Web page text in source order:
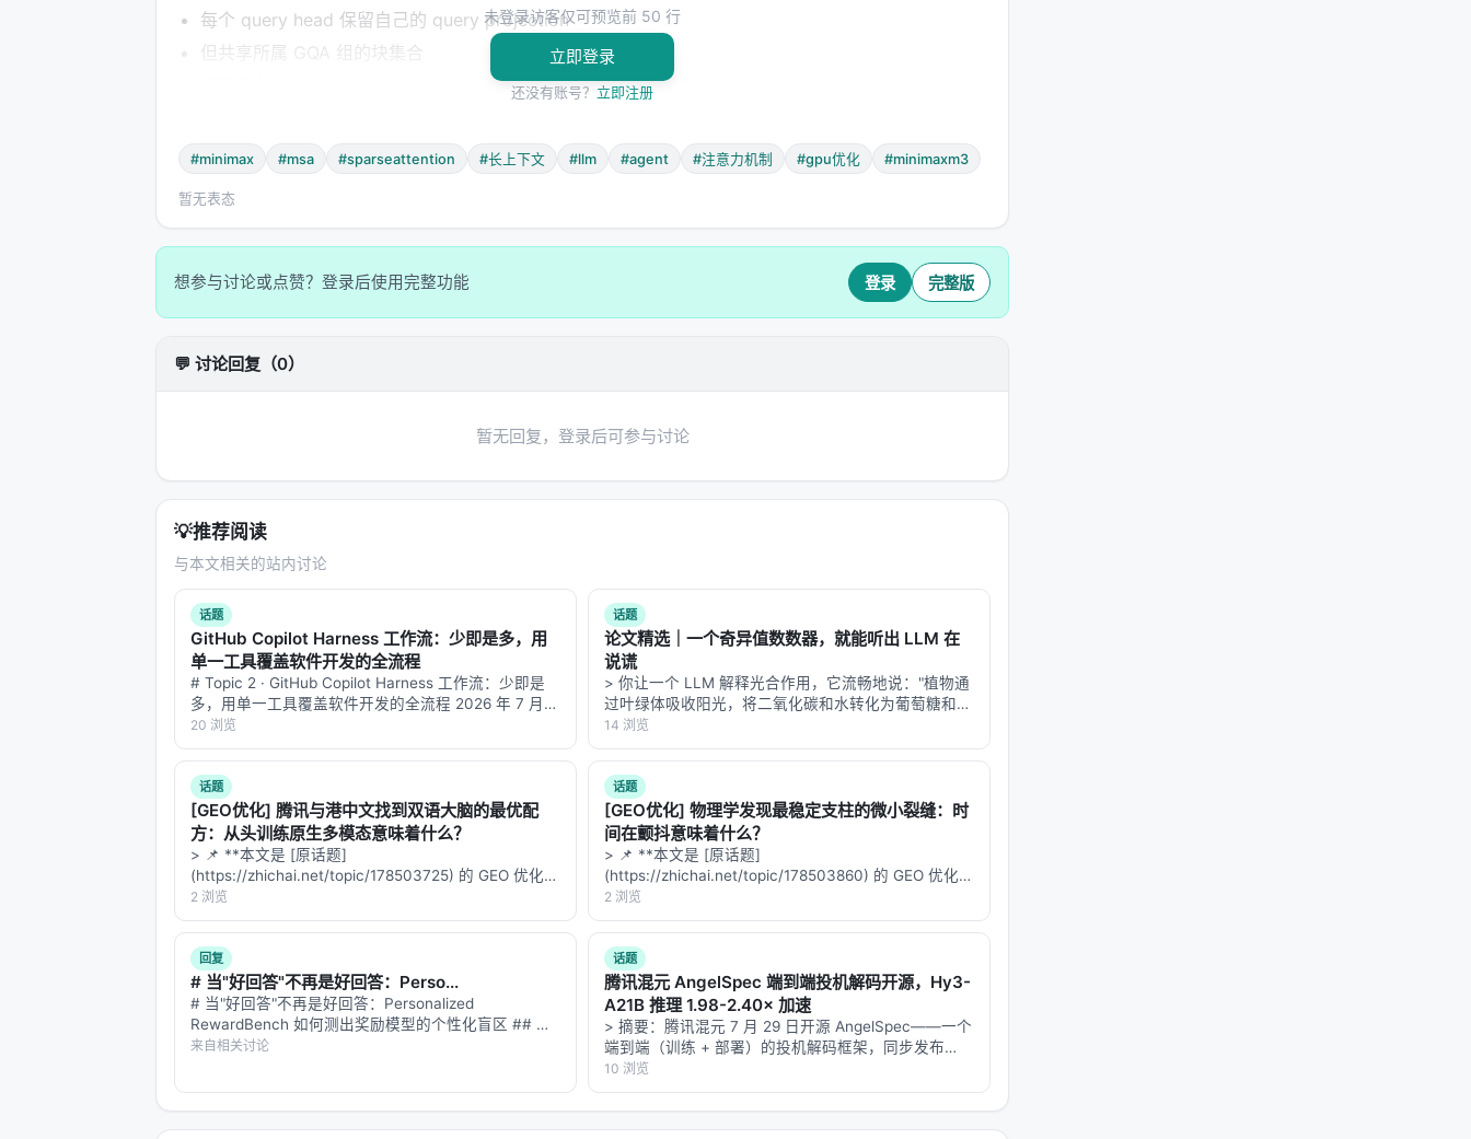
每个 query head 保留自己的 query projection
但共享所属 GQA 组的块集合
应用标准的 scaled dot-product softmax attention，只是限制在选中的 token 上
不同 GQA 组可以 attend 到不同的长程区域。这意味着：
另一个组可以专注于"自然语言注释"
第三个组可以专注于"跨文件依赖"
---
三、块级稀疏：为什么不是 token-level？
Token-level 稀疏的问题：
需要复杂的索引结构（如 Sparse Transformer 的 strided pattern）
GPU 的 tensor core 对不规则内存访问极不友好
实际加速往往远低于理论加速
Block-level 稀疏的优势：
内存访问模式是规则的、连续的
可以充分利用 GPU 的 block-granular 并行
实现简单，部署友好
论文的原话：
>"Designed around a principle of simplicity and scalability, MSA is deliberately streamlined,
making it straightforward to deploy efficiently across a broad range of GPUs."
这是工程优先于理论的典型案例。
---
四、GPU Kernel 的协同设计
光有稀疏策略不够，还需要让 GPU 真正能跑快。MiniMax 做了三件事：
未登录访客仅可预览前 50 行
立即登录
还没有账号？ 立即注册
#minimax #msa #sparseattention #长上下文 #llm #agent #注意力机制 #gpu优化 #minimaxm3
暂无表态
想参与讨论或点赞？登录后使用完整功能 登录 完整版
💬 讨论回复（0）
暂无回复，登录后可参与讨论
💡推荐阅读
与本文相关的站内讨论
话题
GitHub Copilot Harness 工作流：少即是多，用
单一工具覆盖软件开发的全流程
# Topic 2 · GitHub Copilot Harness 工作流：少即是
多，用单一工具覆盖软件开发的全流程 2026 年 7 月
27 日，GitHub 的 Burke Holland 写了一篇在开发者社
区刷屏的博客，标题就一…
20 浏览
话题
论文精选｜一个奇异值数数器，就能听出 LLM 在
说谎
> 你让一个 LLM 解释光合作用，它流畅地说："植物通
过叶绿体吸收阳光，将二氧化碳和水转化为葡萄糖和氧
气。"全对。 > > 你再让它解释量子隧穿效应，它同样
流畅地说："粒子通过波函数的延伸穿过势垒，经典力
学下不可能。"——也全对。 > …
14 浏览
话题
[GEO优化] 腾讯与港中文找到双语大脑的最优配
方：从头训练原生多模态意味着什么？
> 📌 **本文是 [原话题]
(https://zhichai.net/topic/178503725) 的 GEO 优化版
本**——标题改为问题驱动式，增强结构化数据和
FAQ，便于 AI 引擎引用。 > **一句话结论**：本文解
析「…
2 浏览
话题
[GEO优化] 物理学发现最稳定支柱的微小裂缝：时
间在颤抖意味着什么？
> 📌 **本文是 [原话题]
(https://zhichai.net/topic/178503860) 的 GEO 优化版
本**——标题改为问题驱动式，增强结构化数据和
FAQ，便于 AI 引擎引用。 | 指标 | 数值 | |:---…
2 浏览
回复
# 当"好回答"不再是好回答：Perso...
# 当"好回答"不再是好回答：Personalized
RewardBench 如何测出奖励模型的个性化盲区 ## 一
个思想实验 想象你在用 ChatGPT 问"推荐一部科幻电
来自相关讨论
话题
腾讯混元 AngelSpec 端到端投机解码开源，Hy3-
A21B 推理 1.98-2.40× 加速
> 摘要：腾讯混元 7 月 29 日开源 AngelSpec——一个
端到端（训练 + 部署）的投机解码框架，同步发布
Hy3-A21B MTP/DFly 草稿模型权重。在 Hy3-A21B
上，DFly 方案相对自回归解码实现 **1.9…
10 浏览